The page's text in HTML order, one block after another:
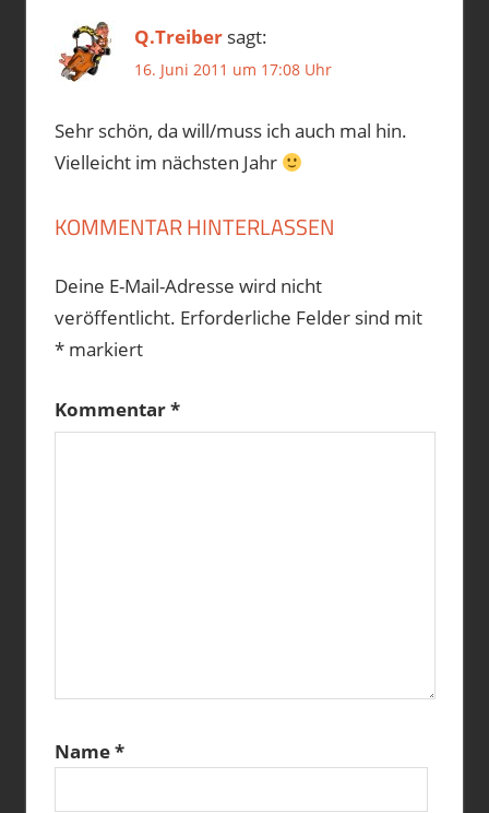
SLOWAKEI
TOURENPLANUNG
TRANSFAGARASAN
TRANSSYLVANIEN
UNGARN
Q.Treiber sagt:
16. Juni 2011 um 17:08 Uhr
Sehr schön, da will/muss ich auch mal hin.
Vielleicht im nächsten Jahr
KOMMENTAR HINTERLASSEN
Deine E-Mail-Adresse wird nicht
veröffentlicht. Erforderliche Felder sind mit
*markiert
Kommentar*
Name*